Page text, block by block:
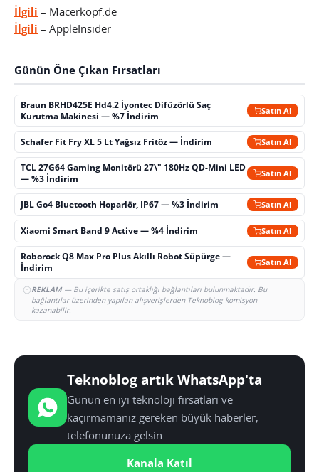
İlgili – Macerkopf.de
İlgili – AppleInsider
Günün Öne Çıkan Fırsatları
Braun BRHD425E Hd4.2 İyontec Difüzörlü Saç
Kurutma Makinesi — %7 İndirim
Satın Al
Schafer Fit Fry XL 5 Lt Yağsız Fritöz — İndirim Satın Al
TCL 27G64 Gaming Monitörü 27\" 180Hz QD-Mini LED
— %3 İndirim
Satın Al
JBL Go4 Bluetooth Hoparlör, IP67 — %3 İndirim Satın Al
Xiaomi Smart Band 9 Active — %4 İndirim Satın Al
Roborock Q8 Max Pro Plus Akıllı Robot Süpürge —
İndirim
Satın Al
REKLAM— Bu içerikte satış ortaklığı bağlantıları bulunmaktadır. Bu
bağlantılar üzerinden yapılan alışverişlerden Teknoblog komisyon
kazanabilir.
Teknoblog artık WhatsApp'ta
Günün en iyi teknoloji fırsatları ve
kaçırmamanız gereken büyük haberler,
telefonunuza gelsin.
Kanala Katıl